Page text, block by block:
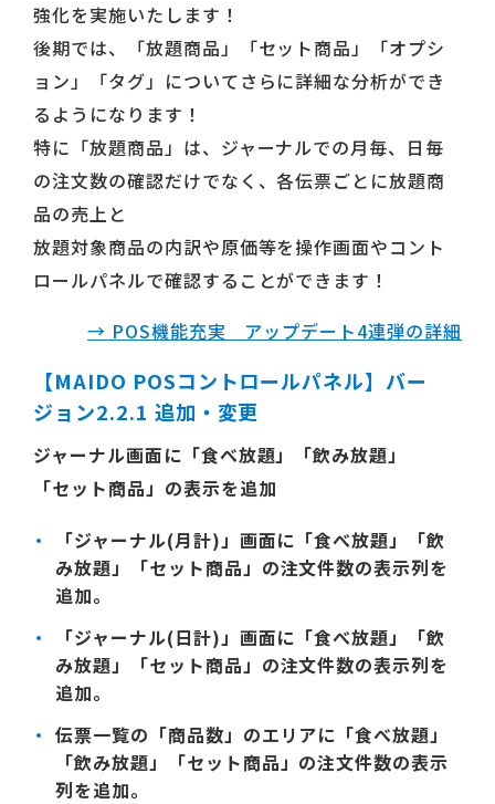
強化を実施いたします！
後期では、「放題商品」「セット商品」「オプシ
ョン」「タグ」についてさらに詳細な分析ができ
るようになります！
特に「放題商品」は、ジャーナルでの月毎、日毎
の注文数の確認だけでなく、各伝票ごとに放題商
品の売上と
放題対象商品の内訳や原価等を操作画面やコント
ロールパネルで確認することができます！
→ POS機能充実 アップデート4連弾の詳細
【MAIDO POSコントロールパネル】バー
ジョン2.2.1 追加・変更
ジャーナル画面に「食べ放題」「飲み放題」
「セット商品」の表示を追加
「ジャーナル(月計)」画面に「食べ放題」「飲
み放題」「セット商品」の注文件数の表示列を
追加。
「ジャーナル(日計)」画面に「食べ放題」「飲
み放題」「セット商品」の注文件数の表示列を
追加。
伝票一覧の「商品数」のエリアに「食べ放題」
「飲み放題」「セット商品」の注文件数の表示
列を追加。